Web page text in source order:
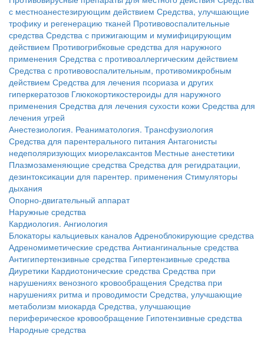
с местноанестезирующим действием Средства, улучшающие
трофику и регенерацию тканей Противовоспалительные
средства Средства с прижигающим и мумифицирующим
действием Противогрибковые средства для наружного
применения Средства с противоаллергическим действием
Средства с противовоспалительным, противомикробным
действием Средства для лечения псориаза и других
гиперкератозов Глюкокортикостероиды для наружного
применения Средства для лечения сухости кожи Средства для
лечения угрей
Анестезиология. Реаниматология. Трансфузиология
Средства для парентерального питания Антагонисты
недеполяризующих миорелаксантов Местные анестетики
Плазмозаменяющие средства Средства для регидратации,
дезинтоксикации для парентер. применения Стимуляторы
дыхания
Опорно-двигательный аппарат
Наружные средства
Кардиология. Ангиология
Блокаторы кальциевых каналов Адреноблокирующие средства
Адреномиметические средства Антиангинальные средства
Антигипертензивные средства Гипертензивные средства
Диуретики Кардиотонические средства Средства при
нарушениях венозного кровообращения Средства при
нарушениях ритма и проводимости Средства, улучшающие
метаболизм миокарда Средства, улучшающие
периферическое кровообращение Гипотензивные средства
Народные средства